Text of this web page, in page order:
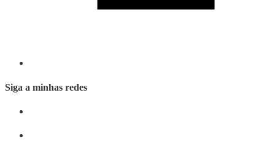
Siga a minhas redes